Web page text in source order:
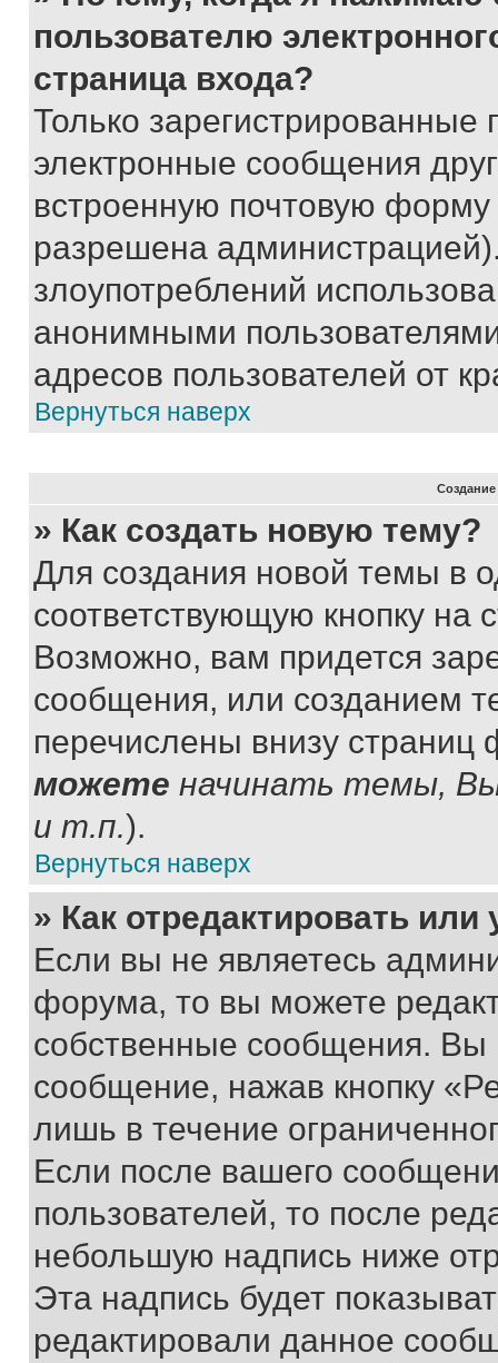
пользователю
страница входа?
Только зарегистрированные
электронные сообщения
встроенную почтовую
разрешена
злоупотреблений
анонимными
адресов пользователей от
Вернуться наверх
» Как создать новую тему?
Для создания новой темы в
соответствующую кнопку
Возможно, вам придется
сообщения, или созданием
перечислены внизу
можете начинать темы,
и т.п.).
Вернуться наверх
» Как отредактировать
Если вы не являетесь
форума, то вы можете
собственные сообщения. Вы
сообщение, нажав кнопку
лишь в течение
Если после вашего
пользователей, то после
небольшую надпись ниже
Эта надпись будет
редактировали данное